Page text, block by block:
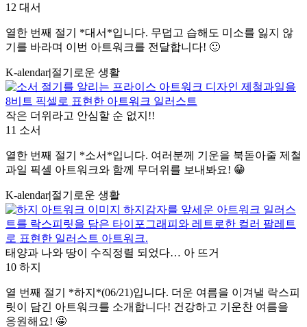
12 대서
열한 번째 절기 *대서*입니다. 무덥고 습해도 미소를 잃지 않
기를 바라며 이번 아트워크를 전달합니다! 🙂
K-alendar|절기로운 생활
작은 더위라고 안심할 순 없지!!
11 소서
열한 번째 절기 *소서*입니다. 여러분께 기운을 북돋아줄 제철
과일 픽셀 아트워크와 함께 무더위를 보내봐요! 😁
K-alendar|절기로운 생활
태양과 나와 땅이 수직정렬 되었다… 아 뜨거
10 하지
열 번째 절기 *하지*(06/21)입니다. 더운 여름을 이겨낼 락스피
릿이 담긴 아트워크를 소개합니다! 건강하고 기운찬 여름을
응원해요! 🤩